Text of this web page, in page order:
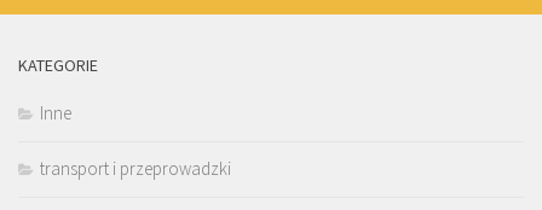
KATEGORIE
Inne
transport i przeprowadzki